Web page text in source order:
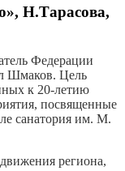
Н.Тарасова,
Федерации
Шмаков. Цель
к 20-летию
посвященные
санатория им. М.
региона,